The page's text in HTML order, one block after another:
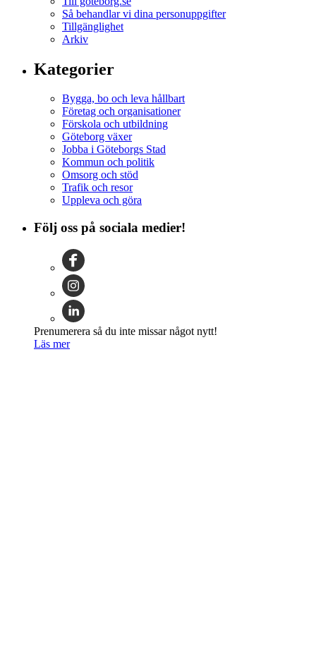
Så behandlar vi dina personuppgifter
Tillgänglighet
Arkiv
Kategorier
Bygga, bo och leva hållbart
Företag och organisationer
Förskola och utbildning
Göteborg växer
Jobba i Göteborgs Stad
Kommun och politik
Omsorg och stöd
Trafik och resor
Uppleva och göra
Följ oss på sociala medier!
Prenumerera så du inte missar något nytt!
Läs mer